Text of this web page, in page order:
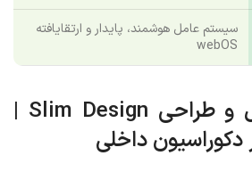
سیستم عامل هوشمند، پایدار و ارتقایافته
webOS
معماری مینیمال و طراحی Slim Design |
داخلی